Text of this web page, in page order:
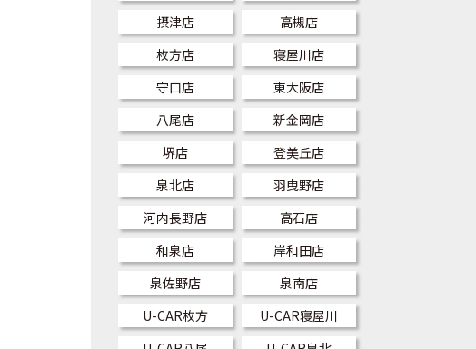
摂津店
高槻店
枚方店
寝屋川店
守口店
東大阪店
八尾店
新金岡店
堺店
登美丘店
泉北店
羽曳野店
河内長野店
高石店
和泉店
岸和田店
泉佐野店
泉南店
U-CAR枚方
U-CAR寝屋川